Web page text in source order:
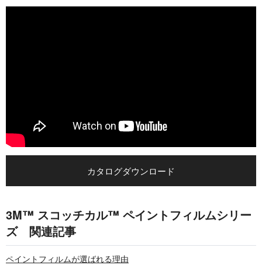
カタログダウンロード
3M™ スコッチカル™ ペイントフィルムシリー
ズ 関連記事
ペイントフィルムが選ばれる理由